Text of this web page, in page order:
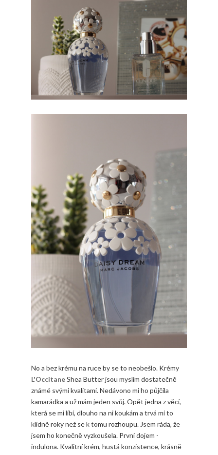
No a bez krému na ruce by se to neobešlo. Krémy
L'OccitaneShea Butter jsou myslím dostatečně
známé svými kvalitami. Nedávono mi ho půjčila
kamarádka a už mám jeden svůj. Opět jedna z věcí,
která se mi líbí, dlouho na ni koukám a trvá mi to
klidně roky než se k tomu rozhoupu. Jsem ráda, že
jsem ho konečně vyzkoušela. První dojem -
indulona. Kvalitní krém, hustá konzistence, krásně